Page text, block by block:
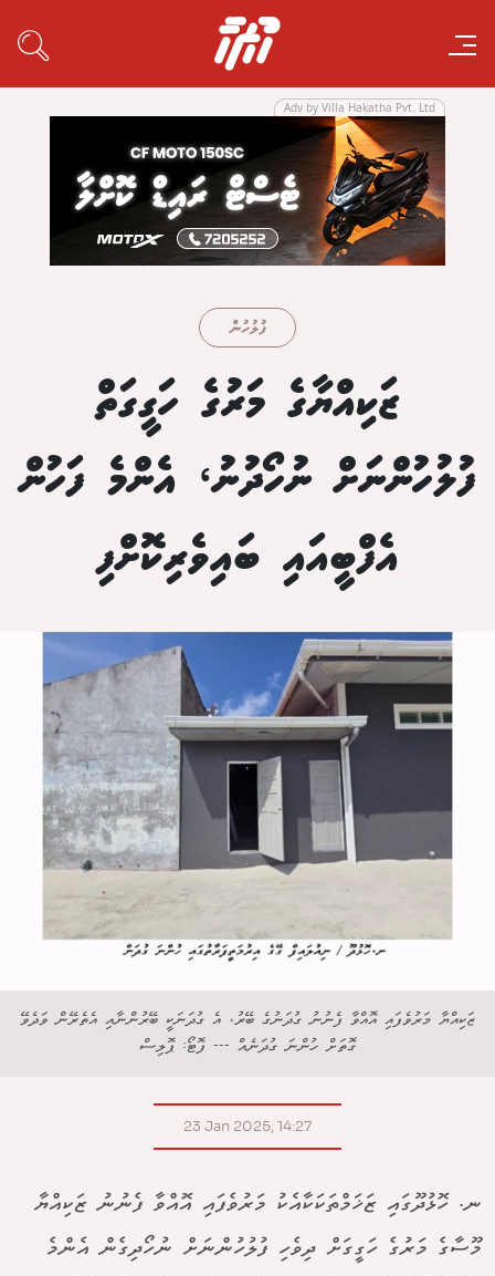
Adv by Villa Hakatha Pvt. Ltd
ފުލުހުން
ޒަކިއްޔާގެ މަރުގެ ހަގީގަތް
ފުލުހުންނަށް ނުހޯދުނު، އެންމެ ފަހުން
އެފްބީއައި ބައިވެރިކޮށްފި
ޒަކިއްޔާ މަރުވެފައި އޮއްވާ ފެނުނު ގުދަނުގެ ބޭރު، އެ ގުދަނަކީ ބޭރުންނާއި އެތެރޭން ވަދެވޭ
ގޮތަށް ހުންނަ ގުދަނެއް --- ފޮޓޯ: ޕޮލިސް
23 Jan 2025, 14:27
ނ. ހޮޅުދޫގައި ޒަޚަމްތަކަކާއެކު މަރުވެފައި އޮއްވާ ފެނުނު ޒަކިއްޔާ
މޫސާގެ މަރުގެ ހަގީގަށް ދިވެހި ފުލުހުންނަށް ނުހޯދިގެން އެންމެ